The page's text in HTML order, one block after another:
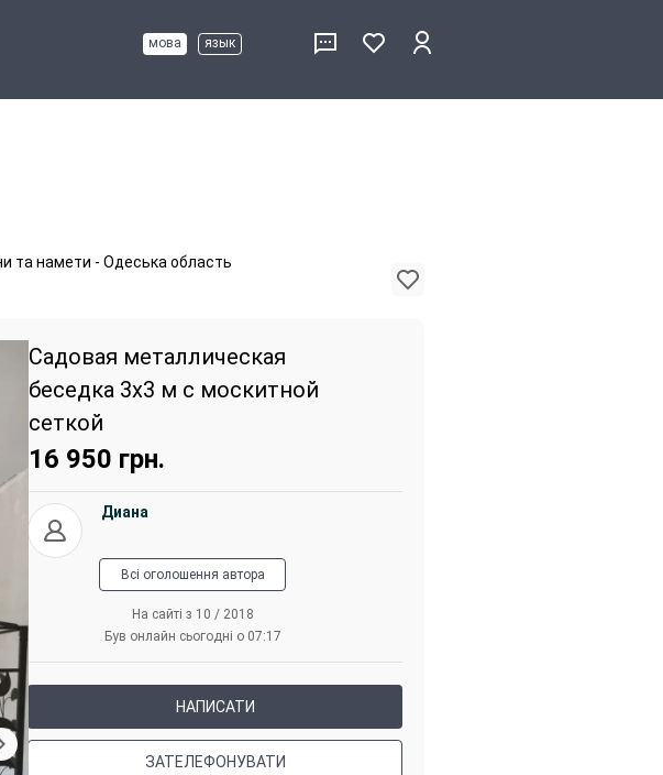
мова язык
та намети - Одеська область
Садовая металлическая
беседка 3х3 м с москитной
сеткой
16 950 грн.
Диана
Всі оголошення автора
На сайті з 10 / 2018
Був онлайн сьогодні о 07:17
НАПИСАТИ
ЗАТЕЛЕФОНУВАТИ